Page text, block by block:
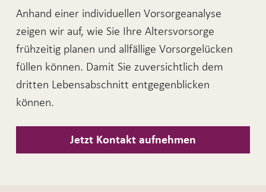
Anhand einer individuellen Vorsorgeanalyse
zeigen wir auf, wie Sie Ihre Altersvorsorge
frühzeitig planen und allfällige Vorsorgelücken
füllen können. Damit Sie zuversichtlich dem
dritten Lebensabschnitt entgegenblicken
können.
Jetzt Kontakt aufnehmen